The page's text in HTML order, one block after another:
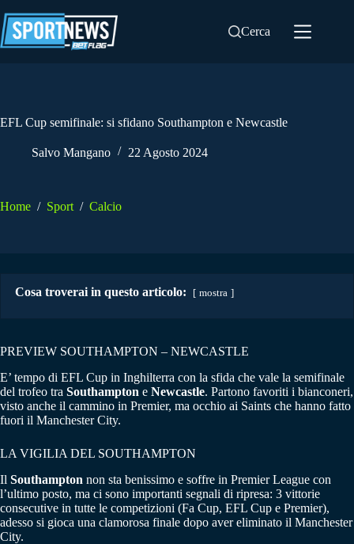
al
contenuto
Cerca
EFL Cup semifinale: si sfidano Southampton e Newcastle
Salvo Mangano 22 Agosto 2024
Home / Sport / Calcio
Cosa troverai in questo articolo: mostra
PREVIEW SOUTHAMPTON – NEWCASTLE
E’ tempo di EFL Cup in Inghilterra con la sfida che vale la semifinale
del trofeo tra Southampton e Newcastle. Partono favoriti i bianconeri,
visto anche il cammino in Premier, ma occhio ai Saints che hanno fatto
fuori il Manchester City.
LA VIGILIA DEL SOUTHAMPTON
Il Southampton non sta benissimo e soffre in Premier League con
l’ultimo posto, ma ci sono importanti segnali di ripresa: 3 vittorie
consecutive in tutte le competizioni (Fa Cup, EFL Cup e Premier),
adesso si gioca una clamorosa finale dopo aver eliminato il Manchester
City.